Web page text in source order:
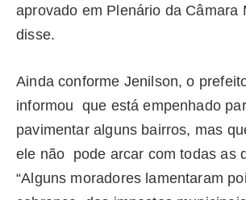
aprovado em Plenário da Câmara
disse.
Ainda conforme Jenilson, o
informou que está empenhado
pavimentar alguns bairros, mas
ele não pode arcar com todas as
“Alguns moradores lamentaram